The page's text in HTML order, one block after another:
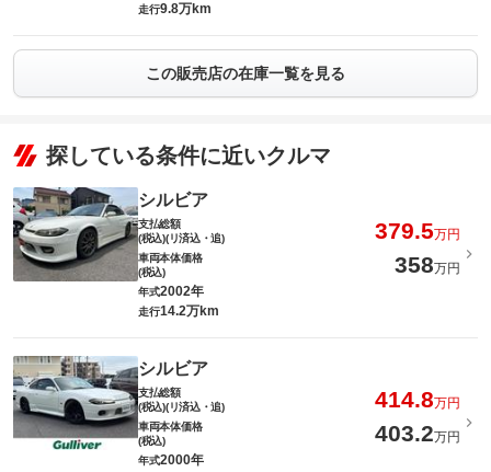
走行9.8万km
この販売店の在庫一覧を見る
探している条件に近いクルマ
シルビア
支払総額
(税込)(リ済込・追)
379.5万円
車両本体価格
(税込)
358万円
年式2002年
走行14.2万km
シルビア
支払総額
(税込)(リ済込・追)
414.8万円
車両本体価格
(税込)
403.2万円
年式2000年